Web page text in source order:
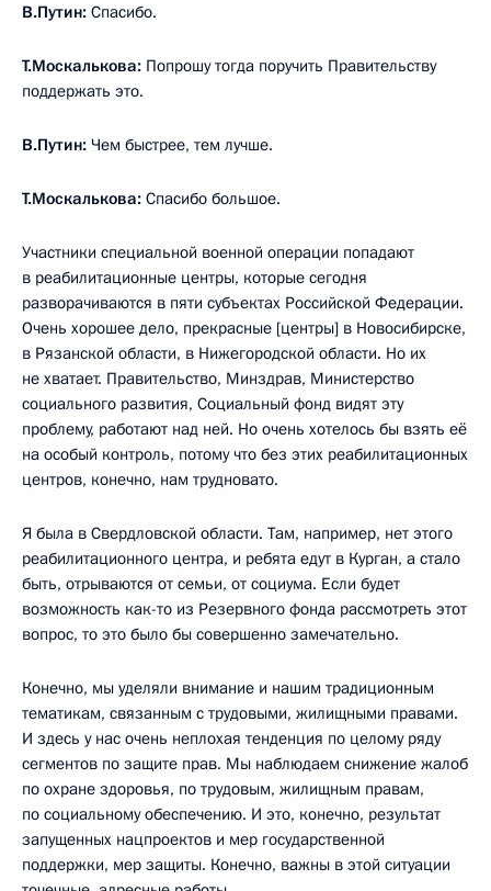
В.Путин: Спасибо.
Т.Москалькова: Попрошу тогда поручить Правительству
поддержать это.
В.Путин: Чем быстрее, тем лучше.
Т.Москалькова: Спасибо большое.
Участники специальной военной операции попадают
в реабилитационные центры, которые сегодня
разворачиваются в пяти субъектах Российской Федерации.
Очень хорошее дело, прекрасные [центры] в Новосибирске,
в Рязанской области, в Нижегородской области. Но их
не хватает. Правительство, Минздрав, Министерство
социального развития, Социальный фонд видят эту
проблему, работают над ней. Но очень хотелось бы взять её
на особый контроль, потому что без этих реабилитационных
центров, конечно, нам трудновато.
Я была в Свердловской области. Там, например, нет этого
реабилитационного центра, и ребята едут в Курган, а стало
быть, отрываются от семьи, от социума. Если будет
возможность как-то из Резервного фонда рассмотреть этот
вопрос, то это было бы совершенно замечательно.
Конечно, мы уделяли внимание и нашим традиционным
тематикам, связанным с трудовыми, жилищными правами.
И здесь у нас очень неплохая тенденция по целому ряду
сегментов по защите прав. Мы наблюдаем снижение жалоб
по охране здоровья, по трудовым, жилищным правам,
по социальному обеспечению. И это, конечно, результат
запущенных нацпроектов и мер государственной
поддержки, мер защиты. Конечно, важны в этой ситуации